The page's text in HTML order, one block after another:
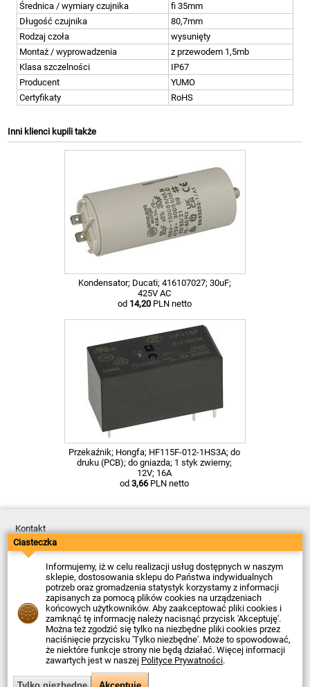
Średnica / wymiary czujnika
fi 35mm
Długość czujnika
80,7mm
Rodzaj czoła
wysunięty
Montaż / wyprowadzenia
z przewodem 1,5mb
Klasa szczelności
IP67
Producent
YUMO
Certyfikaty
RoHS
Inni klienci kupili także
Kondensator; Ducati; 416107027; 30uF;
425V AC
od 14,20PLN netto
Przekaźnik; Hongfa; HF115F-012-1HS3A; do
druku (PCB); do gniazda; 1 styk zwierny;
12V; 16A
od 3,66PLN netto
Kontakt
Dostawa
Płatność
Zwroty
Reklamacje
Regulamin
Polityka Prywatności
O Firmie
Data ostatniej aktualizacji: 2026-08-07
© Firma Piekarz Sp. z o.o. 2000-2026
Sklep elektroniczny Firma Piekarz Sp. z o.o.
ul. Wólczyńska 206
01-919 Warszawa
Ciasteczka
Informujemy, iż w celu realizacji usług dostępnych w naszym
sklepie, dostosowania sklepu do Państwa indywidualnych
potrzeb oraz gromadzenia statystyk korzystamy z informacji
zapisanych za pomocą plików cookies na urządzeniach
końcowych użytkowników. Aby zaakceptować pliki cookies i
zamknąć tę informację należy nacisnąć przycisk 'Akceptuję'.
Można też zgodzić się tylko na niezbędne pliki cookies przez
naciśnięcie przycisku 'Tylko niezbędne'. Może to spowodować,
że niektóre funkcje strony nie będą działać. Więcej informacji
zawartych jest w naszej Polityce Prywatności.